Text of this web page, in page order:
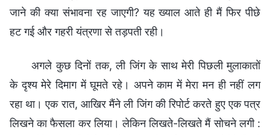
जाने की क्या संभावना रह जाएगी? यह ख्याल आते ही मैं फिर पीछे
हट गई और गहरी यंत्रणा से तड़पती रही।
अगले कुछ दिनों तक, ली जिंग के साथ मेरी पिछली मुलाकातों
के दृश्य मेरे दिमाग में घूमते रहे। अपने काम में मेरा मन ही नहीं लग
रहा था। एक रात, आखिर मैंने ली जिंग की रिपोर्ट करते हुए एक पत्र
लिखने का फैसला कर लिया। लेकिन लिखते-लिखते मैं सोचने लगी :